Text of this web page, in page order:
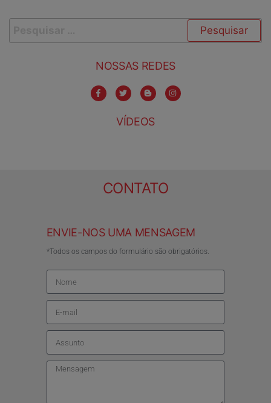
NOSSAS REDES
VÍDEOS
CONTATO
ENVIE-NOS UMA MENSAGEM
*Todos os campos do formulário são obrigatórios.